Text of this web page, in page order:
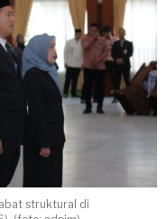
struktural di